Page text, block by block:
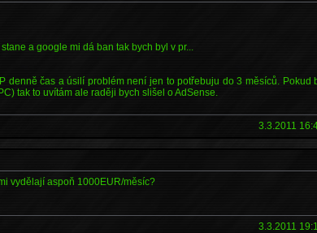
a google mi dá ban tak bych byl v pr...
denně čas a úsilí problém není jen to potřebuju do 3 měsíců. Pokud
tak to uvítám ale raději bych slišel o AdSense.
3.3.2011
vydělají aspoň 1000EUR/měsíc?
3.3.2011